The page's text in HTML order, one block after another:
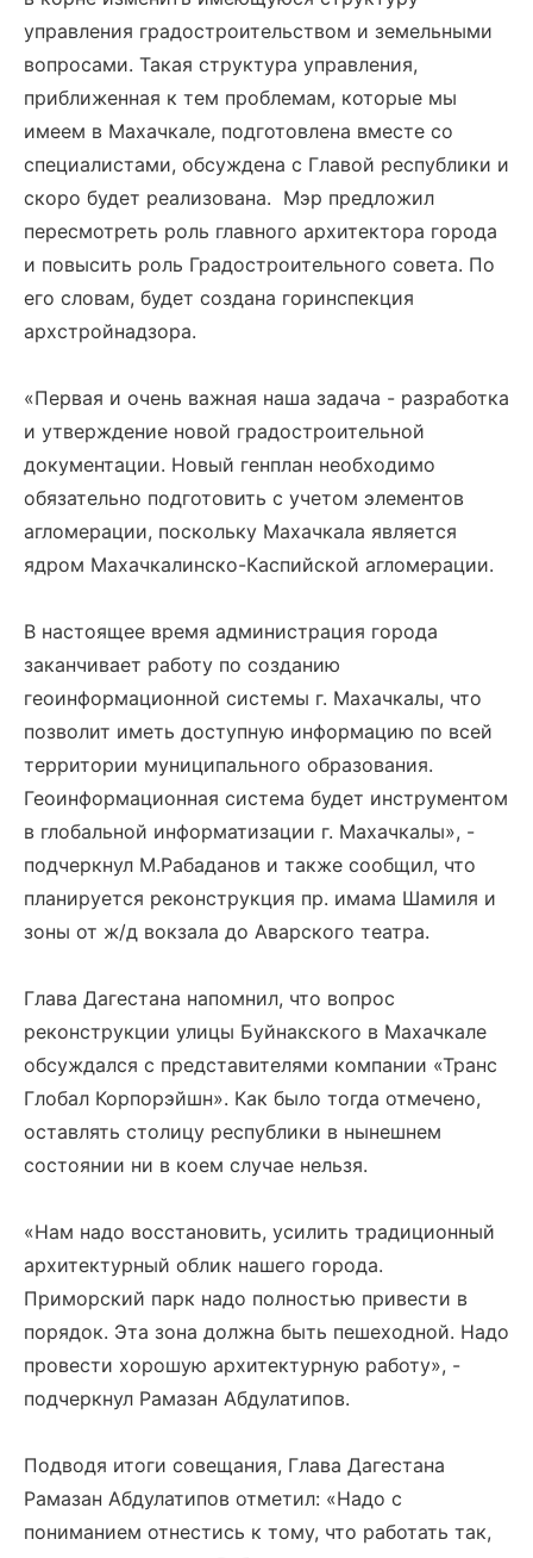
управления градостроительством и земельными
вопросами. Такая структура управления,
приближенная к тем проблемам, которые мы
имеем в Махачкале, подготовлена вместе со
специалистами, обсуждена с Главой республики и
скоро будет реализована. Мэр предложил
пересмотреть роль главного архитектора города
и повысить роль Градостроительного совета. По
его словам, будет создана горинспекция
архстройнадзора.
«Первая и очень важная наша задача - разработка
и утверждение новой градостроительной
документации. Новый генплан необходимо
обязательно подготовить с учетом элементов
агломерации, поскольку Махачкала является
ядром Махачкалинско-Каспийской агломерации.
В настоящее время администрация города
заканчивает работу по созданию
геоинформационной системы г. Махачкалы, что
позволит иметь доступную информацию по всей
территории муниципального образования.
Геоинформационная система будет инструментом
в глобальной информатизации г. Махачкалы», -
подчеркнул М.Рабаданов и также сообщил, что
планируется реконструкция пр. имама Шамиля и
зоны от ж/д вокзала до Аварского театра.
Глава Дагестана напомнил, что вопрос
реконструкции улицы Буйнакского в Махачкале
обсуждался с представителями компании «Транс
Глобал Корпорэйшн». Как было тогда отмечено,
оставлять столицу республики в нынешнем
состоянии ни в коем случае нельзя.
«Нам надо восстановить, усилить традиционный
архитектурный облик нашего города.
Приморский парк надо полностью привести в
порядок. Эта зона должна быть пешеходной. Надо
провести хорошую архитектурную работу», -
подчеркнул Рамазан Абдулатипов.
Подводя итоги совещания, Глава Дагестана
Рамазан Абдулатипов отметил: «Надо с
пониманием отнестись к тому, что работать так,